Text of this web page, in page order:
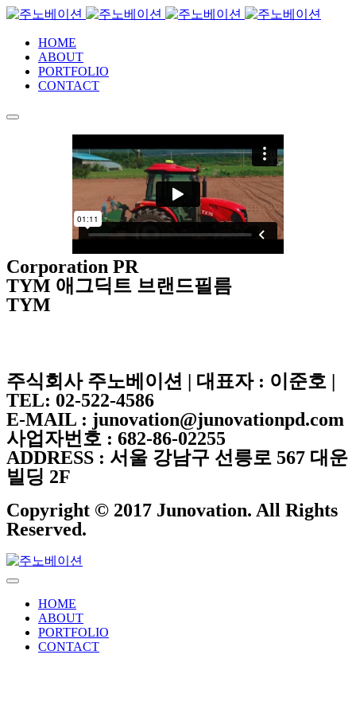
HOME
ABOUT
PORTFOLIO
CONTACT
Corporation PR
TYM 애그딕트 브랜드필름
TYM
주식회사 주노베이션 | 대표자 : 이준호 |
TEL: 02-522-4586
E-MAIL : junovation@junovationpd.com
사업자번호 : 682-86-02255
ADDRESS : 서울 강남구 선릉로 567 대운
빌딩 2F
Copyright © 2017 Junovation. All Rights
Reserved.
HOME
ABOUT
PORTFOLIO
CONTACT